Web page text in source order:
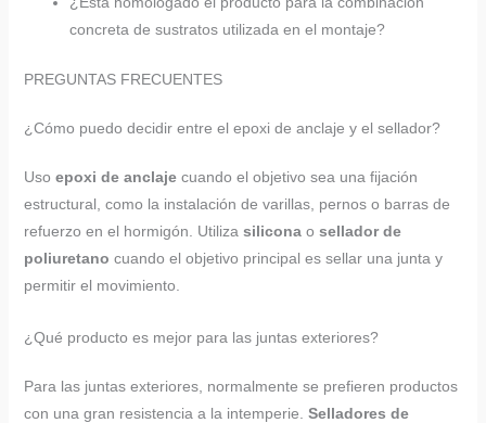
concreta de sustratos utilizada en el montaje?
PREGUNTAS FRECUENTES
¿Cómo puedo decidir entre el epoxi de anclaje y el sellador?
Uso epoxi de anclajecuando el objetivo sea una fijación
estructural, como la instalación de varillas, pernos o barras de
refuerzo en el hormigón. Utiliza siliconao sellador de
poliuretano cuando el objetivo principal es sellar una junta y
permitir el movimiento.
¿Qué producto es mejor para las juntas exteriores?
Para las juntas exteriores, normalmente se prefieren productos
con una gran resistencia a la intemperie. Selladores de